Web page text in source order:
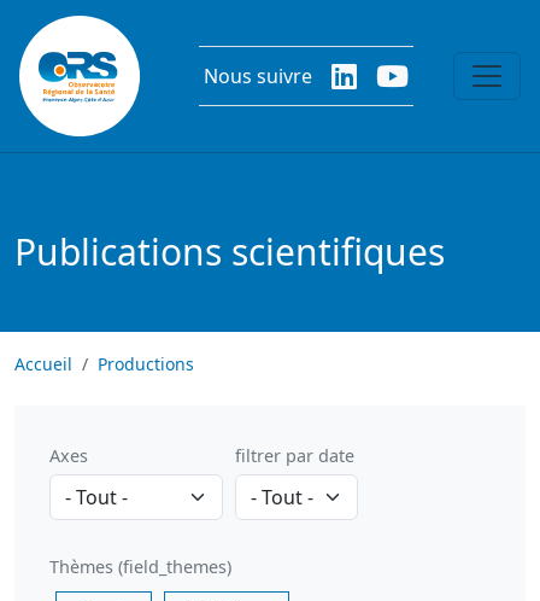
Aller au contenu principal
Nous suivre
Publications scientifiques
Accueil Productions
Axes filtrer par date
Thèmes (field_themes)